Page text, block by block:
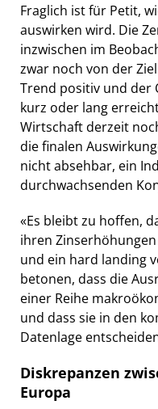
Fraglich ist für Petit,
auswirken wird. Die
inzwischen im
zwar noch von der
Trend positiv und der
kurz oder lang
Wirtschaft derzeit
die finalen
nicht absehbar, ein
durchwachsenden
«Es bleibt zu hoffen,
ihren
und ein hard landing
betonen, dass die
einer Reihe
und dass sie in den
Datenlage
Diskrepanzen
Europa